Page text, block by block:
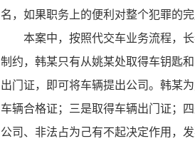
名，如果职务上的便利对整个犯罪的
本案中，按照代交车业务流程，长
制约，韩某只有从姚某处取得车钥匙
出门证，即可将车辆提出公司。韩某
车辆合格证；三是取得车辆出门证；
公司、非法占为己有不起决定作用，